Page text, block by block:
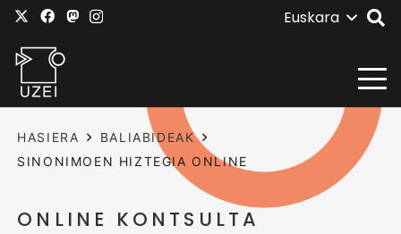
Euskara
HASIERA
BALIABIDEAK
SINONIMOEN HIZTEGIA ONLINE
ONLINE KONTSULTA